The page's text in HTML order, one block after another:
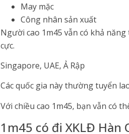
May mặc
Công nhân sản xuất
Người cao 1m45 vẫn có khả
cực.
Singapore, UAE, Ả Rập
Các quốc gia này thường tuyển
Với chiều cao 1m45, bạn vẫn có
1m45 có đi XKLĐ Hàn